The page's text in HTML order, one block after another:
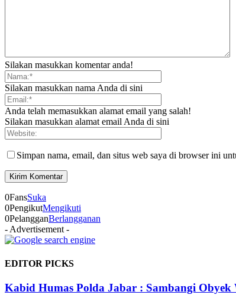
Silakan masukkan komentar anda!
Silakan masukkan nama Anda di sini
Anda telah memasukkan alamat email yang salah!
Silakan masukkan alamat email Anda di sini
Simpan nama, email, dan situs web saya di browser ini
0FansSuka
0PengikutMengikuti
0PelangganBerlangganan
- Advertisement -
EDITOR PICKS
Kabid Humas Polda Jabar : Sambangi Obyek